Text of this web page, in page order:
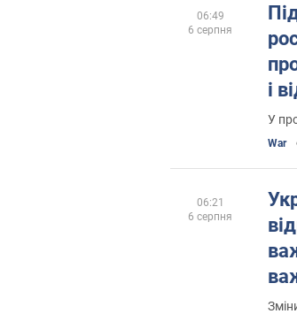
і
У
War
06:49
6 серпня
06:21
6 серпня